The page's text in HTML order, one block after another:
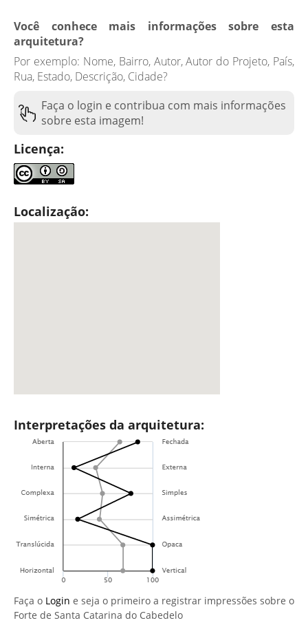
Você conhece mais informações sobre esta
arquitetura?
Por exemplo: Nome, Bairro, Autor, Autor do Projeto, País,
Rua, Estado, Descrição, Cidade?
Faça o login e contribua com mais informações
sobre esta imagem!
Licença:
Localização:
Interpretações da arquitetura:
Faça o Login e seja o primeiro a registrar impressões sobre o
Forte de Santa Catarina do Cabedelo